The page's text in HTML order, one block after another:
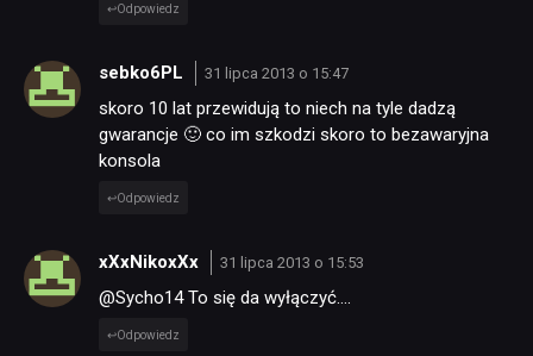
Odpowiedz
sebko6PL 31 lipca 2013 o 15:47
skoro 10 lat przewidują to niech na tyle dadzą
gwarancje 🙂 co im szkodzi skoro to bezawaryjna
konsola
Odpowiedz
xXxNikoxXx 31 lipca 2013 o 15:53
@Sycho14 To się da wyłączyć….
Odpowiedz